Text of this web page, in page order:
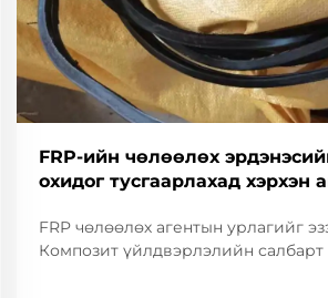
FRP-ийн чөлөөлөх
охидог тусгаарлахад хэрхэн
FRP чөлөөлөх агентын урлагийг
Композит үйлдвэрлэлийн